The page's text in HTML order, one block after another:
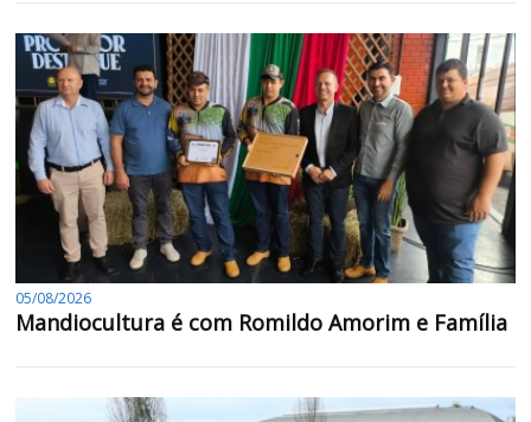
05/08/2026
Mandiocultura é com Romildo Amorim e Família